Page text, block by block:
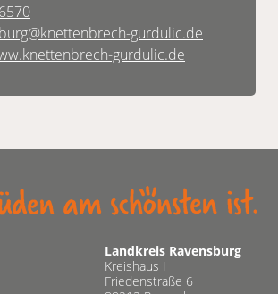
gurdulic.de
gurdulic.de
Landkreis Ravensburg
Kreishaus I
Friedenstraße 6